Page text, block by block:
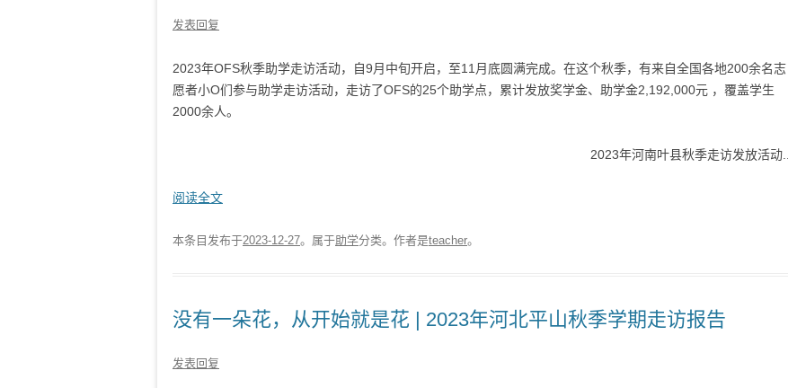
发表回复
2023年OFS秋季助学走访活动，自9月中旬开启，至11月底圆满完成。在这个秋季，有来自全国各地200余名志
愿者小O们参与助学走访活动，走访了OFS的25个助学点，累计发放奖学金、助学金2,192,000元 ，覆盖学生
2000余人。
2023年河南叶县秋季走访发放活动...
阅读全文
本条目发布于2023-12-27。属于助学分类。 作者是teacher。
没有一朵花，从开始就是花 | 2023年河北平山秋季学期走访报告
发表回复